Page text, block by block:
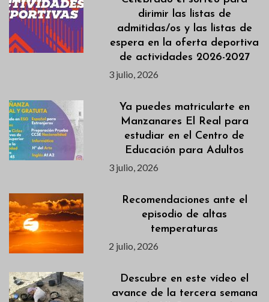
dirimir las listas de
admitidas/os y las listas de
espera en la oferta deportiva
de actividades 2026-2027
3 julio, 2026
Ya puedes matricularte en
Manzanares El Real para
estudiar en el Centro de
Educación para Adultos
3 julio, 2026
Recomendaciones ante el
episodio de altas
temperaturas
2 julio, 2026
Descubre en este vídeo el
avance de la tercera semana